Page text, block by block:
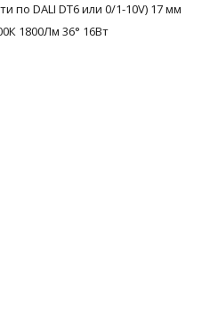
по DALI DT6 или 0/1-10V) 17 мм
1800Лм 36° 16Вт